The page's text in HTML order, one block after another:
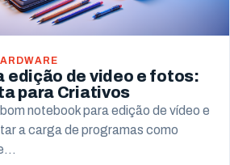
edição de video e fotos:
para Criativos
notebook para edição de vídeo e
a carga de programas como